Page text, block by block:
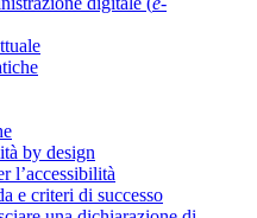
by design
l’accessibilità
e criteri di successo